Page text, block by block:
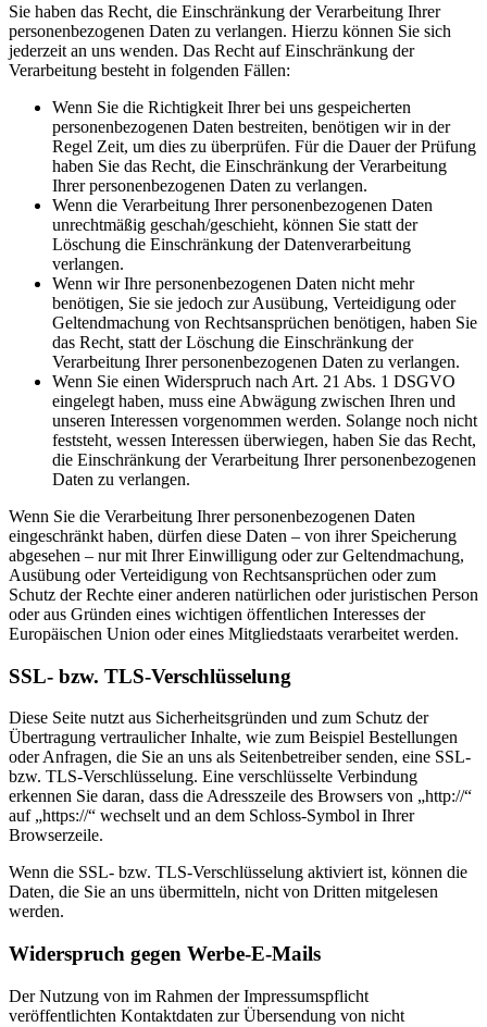
Sie haben das Recht, die Einschränkung der Verarbeitung Ihrer
personenbezogenen Daten zu verlangen. Hierzu können Sie sich
jederzeit an uns wenden. Das Recht auf Einschränkung der
Verarbeitung besteht in folgenden Fällen:
Wenn Sie die Richtigkeit Ihrer bei uns gespeicherten
personenbezogenen Daten bestreiten, benötigen wir in der
Regel Zeit, um dies zu überprüfen. Für die Dauer der Prüfung
haben Sie das Recht, die Einschränkung der Verarbeitung
Ihrer personenbezogenen Daten zu verlangen.
Wenn die Verarbeitung Ihrer personenbezogenen Daten
unrechtmäßig geschah/geschieht, können Sie statt der
Löschung die Einschränkung der Datenverarbeitung
verlangen.
Wenn wir Ihre personenbezogenen Daten nicht mehr
benötigen, Sie sie jedoch zur Ausübung, Verteidigung oder
Geltendmachung von Rechtsansprüchen benötigen, haben Sie
das Recht, statt der Löschung die Einschränkung der
Verarbeitung Ihrer personenbezogenen Daten zu verlangen.
Wenn Sie einen Widerspruch nach Art. 21 Abs. 1 DSGVO
eingelegt haben, muss eine Abwägung zwischen Ihren und
unseren Interessen vorgenommen werden. Solange noch nicht
feststeht, wessen Interessen überwiegen, haben Sie das Recht,
die Einschränkung der Verarbeitung Ihrer personenbezogenen
Daten zu verlangen.
Wenn Sie die Verarbeitung Ihrer personenbezogenen Daten
eingeschränkt haben, dürfen diese Daten – von ihrer Speicherung
abgesehen – nur mit Ihrer Einwilligung oder zur Geltendmachung,
Ausübung oder Verteidigung von Rechtsansprüchen oder zum
Schutz der Rechte einer anderen natürlichen oder juristischen Person
oder aus Gründen eines wichtigen öffentlichen Interesses der
Europäischen Union oder eines Mitgliedstaats verarbeitet werden.
SSL- bzw. TLS-Verschlüsselung
Diese Seite nutzt aus Sicherheitsgründen und zum Schutz der
Übertragung vertraulicher Inhalte, wie zum Beispiel Bestellungen
oder Anfragen, die Sie an uns als Seitenbetreiber senden, eine SSL-
bzw. TLS-Verschlüsselung. Eine verschlüsselte Verbindung
erkennen Sie daran, dass die Adresszeile des Browsers von „http://“
auf „https://“ wechselt und an dem Schloss-Symbol in Ihrer
Browserzeile.
Wenn die SSL- bzw. TLS-Verschlüsselung aktiviert ist, können die
Daten, die Sie an uns übermitteln, nicht von Dritten mitgelesen
werden.
Widerspruch gegen Werbe-E-Mails
Der Nutzung von im Rahmen der Impressumspflicht
veröffentlichten Kontaktdaten zur Übersendung von nicht